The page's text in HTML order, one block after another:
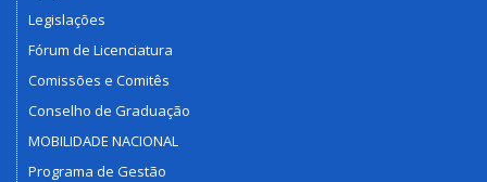
Legislações
Fórum de Licenciatura
Comissões e Comitês
Conselho de Graduação
MOBILIDADE NACIONAL
Programa de Gestão